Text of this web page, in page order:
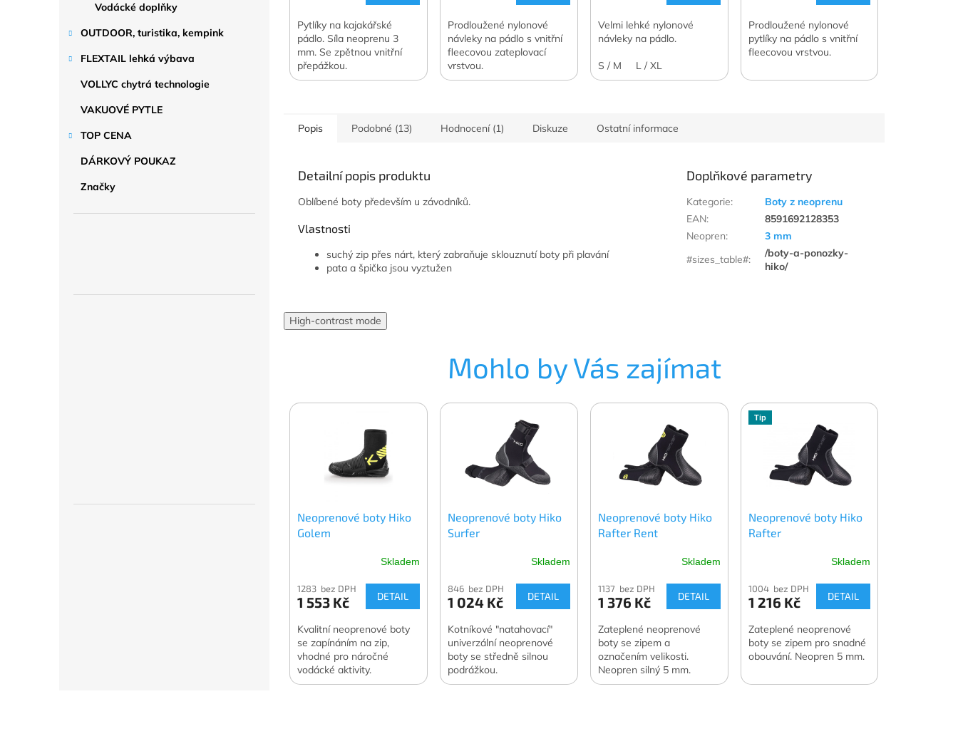
Vodácké doplňky
OUTDOOR, turistika, kempink
FLEXTAIL lehká výbava
VOLLYC chytrá technologie
VAKUOVÉ PYTLE
TOP CENA
DÁRKOVÝ POUKAZ
Značky
Pytlíky na kajakářské
pádlo. Síla neoprenu 3
mm. Se zpětnou vnitřní
přepážkou.
Prodloužené nylonové
návleky na pádlo s vnitřní
fleecovou zateplovací
vrstvou.
Velmi lehké nylonové
návleky na pádlo.
S / M L / XL
Prodloužené nylonové
pytlíky na pádlo s vnitřní
fleecovou vrstvou.
Popis Podobné (13) Hodnocení (1) Diskuze Ostatní informace
Detailní popis produktu
Oblíbené boty především u závodníků.
Vlastnosti
suchý zip přes nárt, který zabraňuje sklouznutí boty při plavání
pata a špička jsou vyztužen
Doplňkové parametry
Kategorie:
Boty z neoprenu
EAN:
8591692128353
Neopren:
3 mm
#sizes_table#:
/boty-a-ponozky-
hiko/
High-contrast mode
Mohlo by Vás zajímat
Neoprenové boty Hiko
Golem
Skladem
1283 bez DPH
1 553 Kč DETAIL
Kvalitní neoprenové boty
se zapínáním na zip,
vhodné pro náročné
vodácké aktivity.
Neoprenové boty Hiko
Surfer
Skladem
846 bez DPH
1 024 Kč DETAIL
Kotníkové "natahovací"
univerzální neoprenové
boty se středně silnou
podrážkou.
Neoprenové boty Hiko
Rafter Rent
Skladem
1137 bez DPH
1 376 Kč DETAIL
Zateplené neoprenové
boty se zipem a
označením velikosti.
Neopren silný 5 mm.
Tip
Neoprenové boty Hiko
Rafter
Skladem
1004 bez DPH
1 216 Kč DETAIL
Zateplené neoprenové
boty se zipem pro snadné
obouvání. Neopren 5 mm.